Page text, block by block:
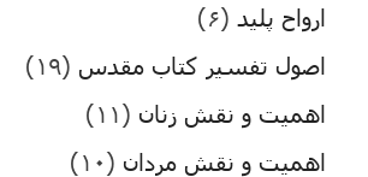
ارواح پلید (۶)
اصول تفسیر کتاب مقدس (۱۹)
اهمیت و نقش زنان (۱۱)
اهمیت و نقش مردان (۱۰)